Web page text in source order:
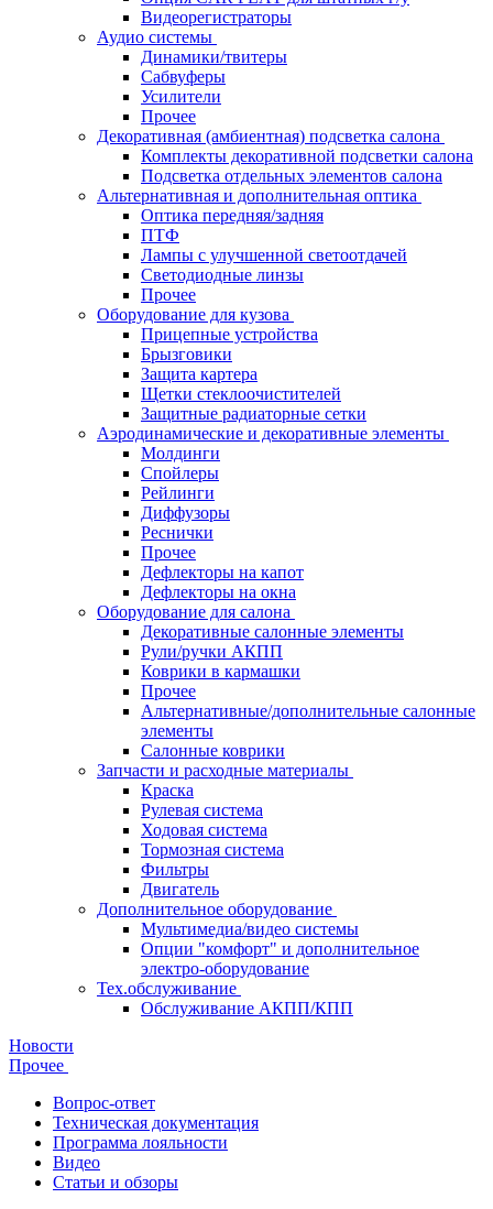
Видеорегистраторы
Аудио системы
Динамики/твитеры
Сабвуферы
Усилители
Прочее
Декоративная (амбиентная) подсветка салона
Комплекты декоративной подсветки салона
Подсветка отдельных элементов салона
Альтернативная и дополнительная оптика
Оптика передняя/задняя
ПТФ
Лампы с улучшенной светоотдачей
Светодиодные линзы
Прочее
Оборудование для кузова
Прицепные устройства
Брызговики
Защита картера
Щетки стеклоочистителей
Защитные радиаторные сетки
Аэродинамические и декоративные элементы
Молдинги
Спойлеры
Рейлинги
Диффузоры
Реснички
Прочее
Дефлекторы на капот
Дефлекторы на окна
Оборудование для салона
Декоративные салонные элементы
Рули/ручки АКПП
Коврики в кармашки
Прочее
Альтернативные/дополнительные салонные
элементы
Салонные коврики
Запчасти и расходные материалы
Краска
Рулевая система
Ходовая система
Тормозная система
Фильтры
Двигатель
Дополнительное оборудование
Мультимедиа/видео системы
Опции "комфорт" и дополнительное
электро-оборудование
Тех.обслуживание
Обслуживание АКПП/КПП
Новости
Прочее
Вопрос-ответ
Техническая документация
Программа лояльности
Видео
Статьи и обзоры